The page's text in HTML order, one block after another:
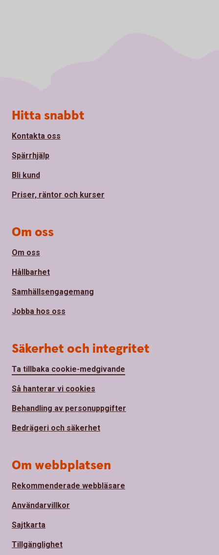
Sidfot
Hitta snabbt
Kontakta oss
Spärrhjälp
Bli kund
Priser, räntor och kurser
Om oss
Om oss
Hållbarhet
Samhällsengagemang
Jobba hos oss
Säkerhet och integritet
Ta tillbaka cookie-medgivande
Så hanterar vi cookies
Behandling av personuppgifter
Bedrägeri och säkerhet
Om webbplatsen
Rekommenderade webbläsare
Användarvillkor
Sajtkarta
Tillgänglighet